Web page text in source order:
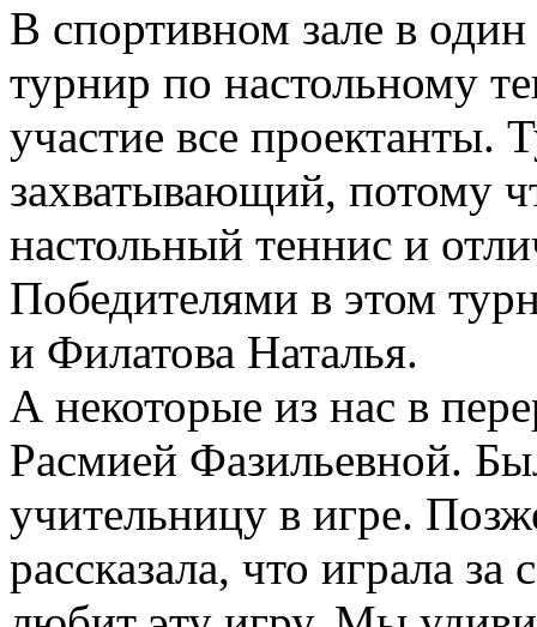
В спортивном зале в
турнир по настольному
участие все
захватывающий, потому
настольный теннис и
Победителями в этом
и Филатова Наталья.
А некоторые из нас в
Расмией Фазильевной.
учительницу в игре.
рассказала, что играла